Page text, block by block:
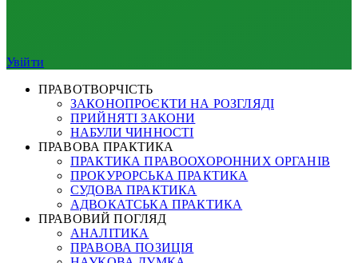
Увійти
ПРАВОТВОРЧІСТЬ
ЗАКОНОПРОЄКТИ НА РОЗГЛЯДІ
ПРИЙНЯТІ ЗАКОНИ
НАБУЛИ ЧИННОСТІ
ПРАВОВА ПРАКТИКА
ПРАКТИКА ПРАВООХОРОННИХ ОРГАНІВ
ПРОКУРОРСЬКА ПРАКТИКА
СУДОВА ПРАКТИКА
АДВОКАТСЬКА ПРАКТИКА
ПРАВОВИЙ ПОГЛЯД
АНАЛІТИКА
ПРАВОВА ПОЗИЦІЯ